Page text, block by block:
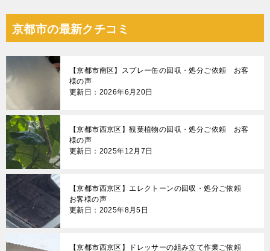
京都市の最新クチコミ
【京都市南区】スプレー缶の回収・処分ご依頼 お客
様の声
更新日：2026年6月20日
【京都市西京区】観葉植物の回収・処分ご依頼 お客
様の声
更新日：2025年12月7日
【京都市西京区】エレクトーンの回収・処分ご依頼
お客様の声
更新日：2025年8月5日
【京都市西京区】ドレッサーの組み立て作業ご依頼